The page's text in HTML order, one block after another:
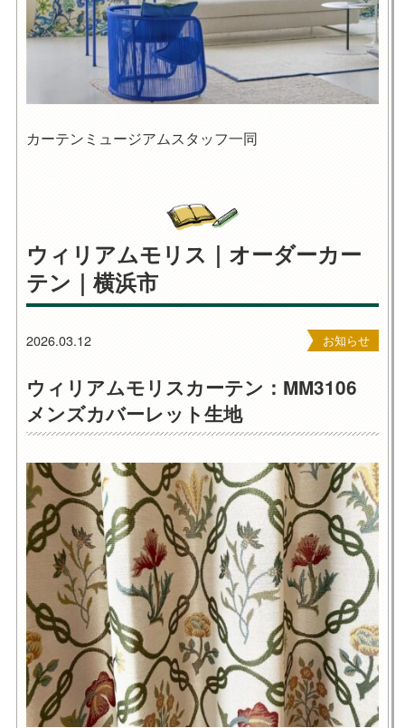
カーテンミュージアムスタッフ一同
ウィリアムモリス｜オーダーカー
テン｜横浜市
2026.03.12 お知らせ
ウィリアムモリスカーテン：MM3106
メンズカバーレット生地